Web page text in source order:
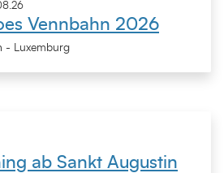
Vennbahn 2026
- Luxemburg
ab Sankt Augustin